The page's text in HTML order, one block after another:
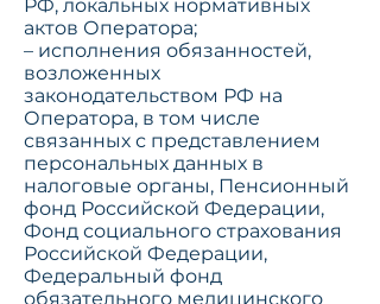
РФ, локальных нормативных
актов Оператора;
– исполнения обязанностей,
возложенных
законодательством РФ на
Оператора, в том числе
связанных с представлением
персональных данных в
налоговые органы, Пенсионный
фонд Российской Федерации,
Фонд социального страхования
Российской Федерации,
Федеральный фонд
обязательного медицинского